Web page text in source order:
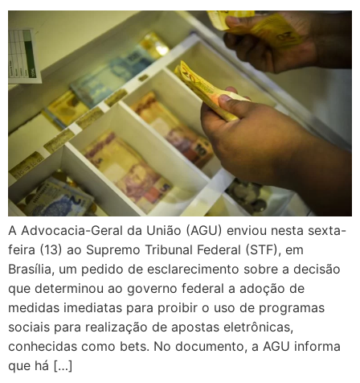
A Advocacia-Geral da União (AGU) enviou nesta sexta-
feira (13) ao Supremo Tribunal Federal (STF), em
Brasília, um pedido de esclarecimento sobre a decisão
que determinou ao governo federal a adoção de
medidas imediatas para proibir o uso de programas
sociais para realização de apostas eletrônicas,
conhecidas como bets. No documento, a AGU informa
que há […]